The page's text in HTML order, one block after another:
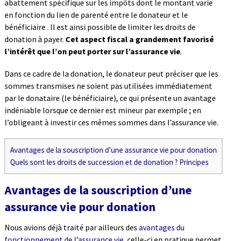
abattement spécifique sur les impôts dont le montant varie
en fonction du lien de parenté entre le donateur et le
bénéficiaire . Il est ainsi possible de limiter les droits de
donation à payer. Cet aspect fiscal a grandement favorisé
l’intérêt que l’on peut porter sur l’assurance vie.
Dans ce cadre de la donation, le donateur peut préciser que les
sommes transmises ne soient pas utilisées immédiatement
par le donataire (le bénéficiaire), ce qui présente un avantage
indéniable lorsque ce dernier est mineur par exemple ; en
l’obligeant à investir ces mêmes sommes dans l’assurance vie.
Avantages de la souscription d’une assurance vie pour donation
Quels sont les droits de succession et de donation ? Principes
Avantages de la souscription d’une
assurance vie pour donation
Nous avions déjà traité par ailleurs des avantages du